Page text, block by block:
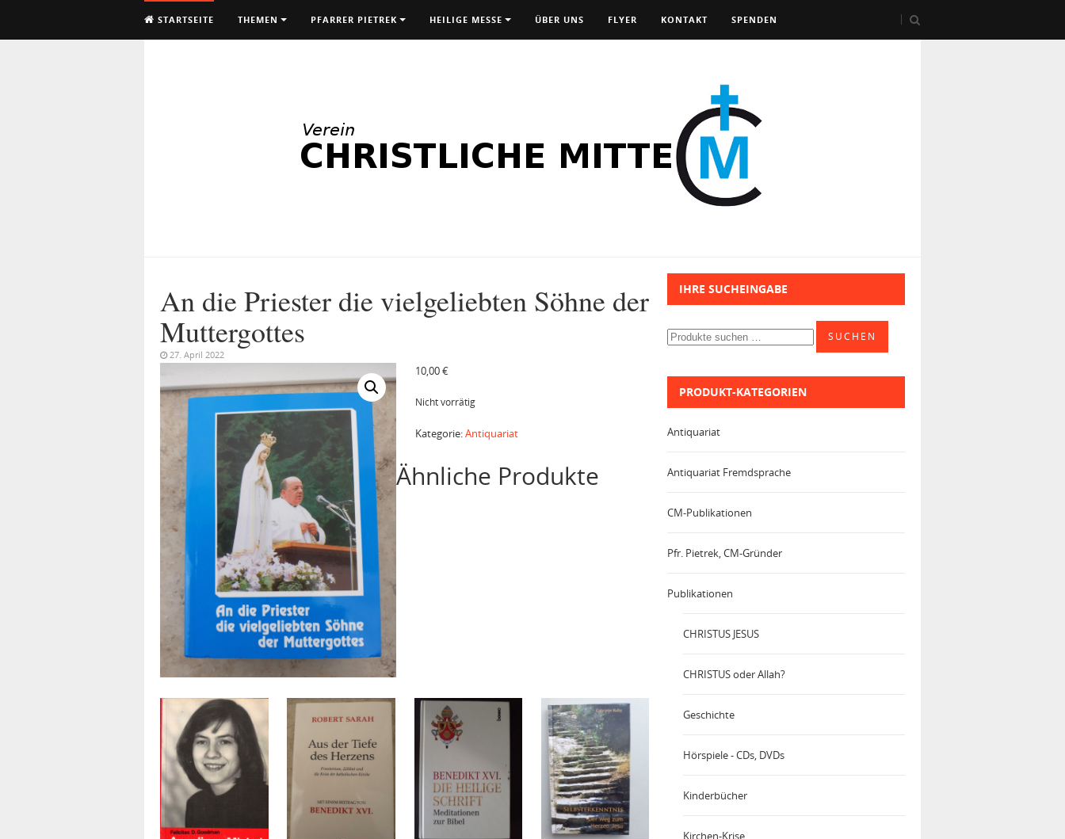
STARTSEITE THEMEN PFARRER PIETREK HEILIGE MESSE ÜBER UNS FLYER KONTAKT SPENDEN
An die Priester die vielgeliebten Söhne der
Muttergottes
27. April 2022
10,00€
Nicht vorrätig
Kategorie:Antiquariat
Ähnliche Produkte
IHRE SUCHEINGABE
Suchen
nach:
SUCHEN
PRODUKT-KATEGORIEN
Antiquariat
Antiquariat Fremdsprache
CM-Publikationen
Pfr. Pietrek, CM-Gründer
Publikationen
CHRISTUS JESUS
CHRISTUS oder Allah?
Geschichte
Hörspiele - CDs, DVDs
Kinderbücher
Kirchen-Krise